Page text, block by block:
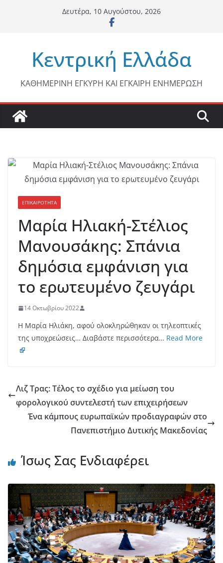
Δευτέρα, 10 Αυγούστου, 2026
Κεντρική Ελλάδα
ΚΑΘΗΜΕΡΙΝΗ ΕΓΚΥΡΗ ΚΑΙ ΕΓΚΑΙΡΗ ΕΝΗΜΕΡΩΣΗ
ΕΠΙΚΑΙΡΟΤΗΤΑ
Μαρία Ηλιακή-Στέλιος
Μανουσάκης: Σπάνια
δημόσια εμφάνιση για
το ερωτευμένο ζευγάρι
14 Οκτωβρίου 2022
Η Μαρία Ηλιάκη, αφού ολοκληρώθηκαν οι τηλεοπτικές
της υποχρεώσεις… Διαβάστε περισσότερα… Read More
Λιζ Τρας: Τέλος το σχέδιο για μείωση του
φορολογικού συντελεστή των επιχειρήσεων
Ένα κάμπους ευρωπαϊκών προδιαγραφών στο
Πανεπιστήμιο Δυτικής Μακεδονίας
Ίσως Σας Ενδιαφέρει